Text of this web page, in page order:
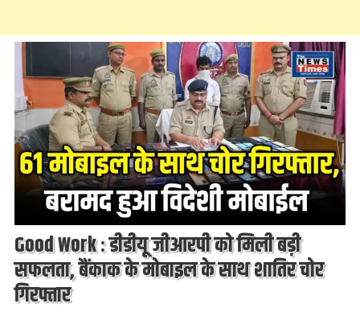
Good Work : डीडीयू जीआरपी को मिली बड़ी
सफलता, बैंकाक के मोबाइल के साथ शातिर चोर
गिरफ्तार